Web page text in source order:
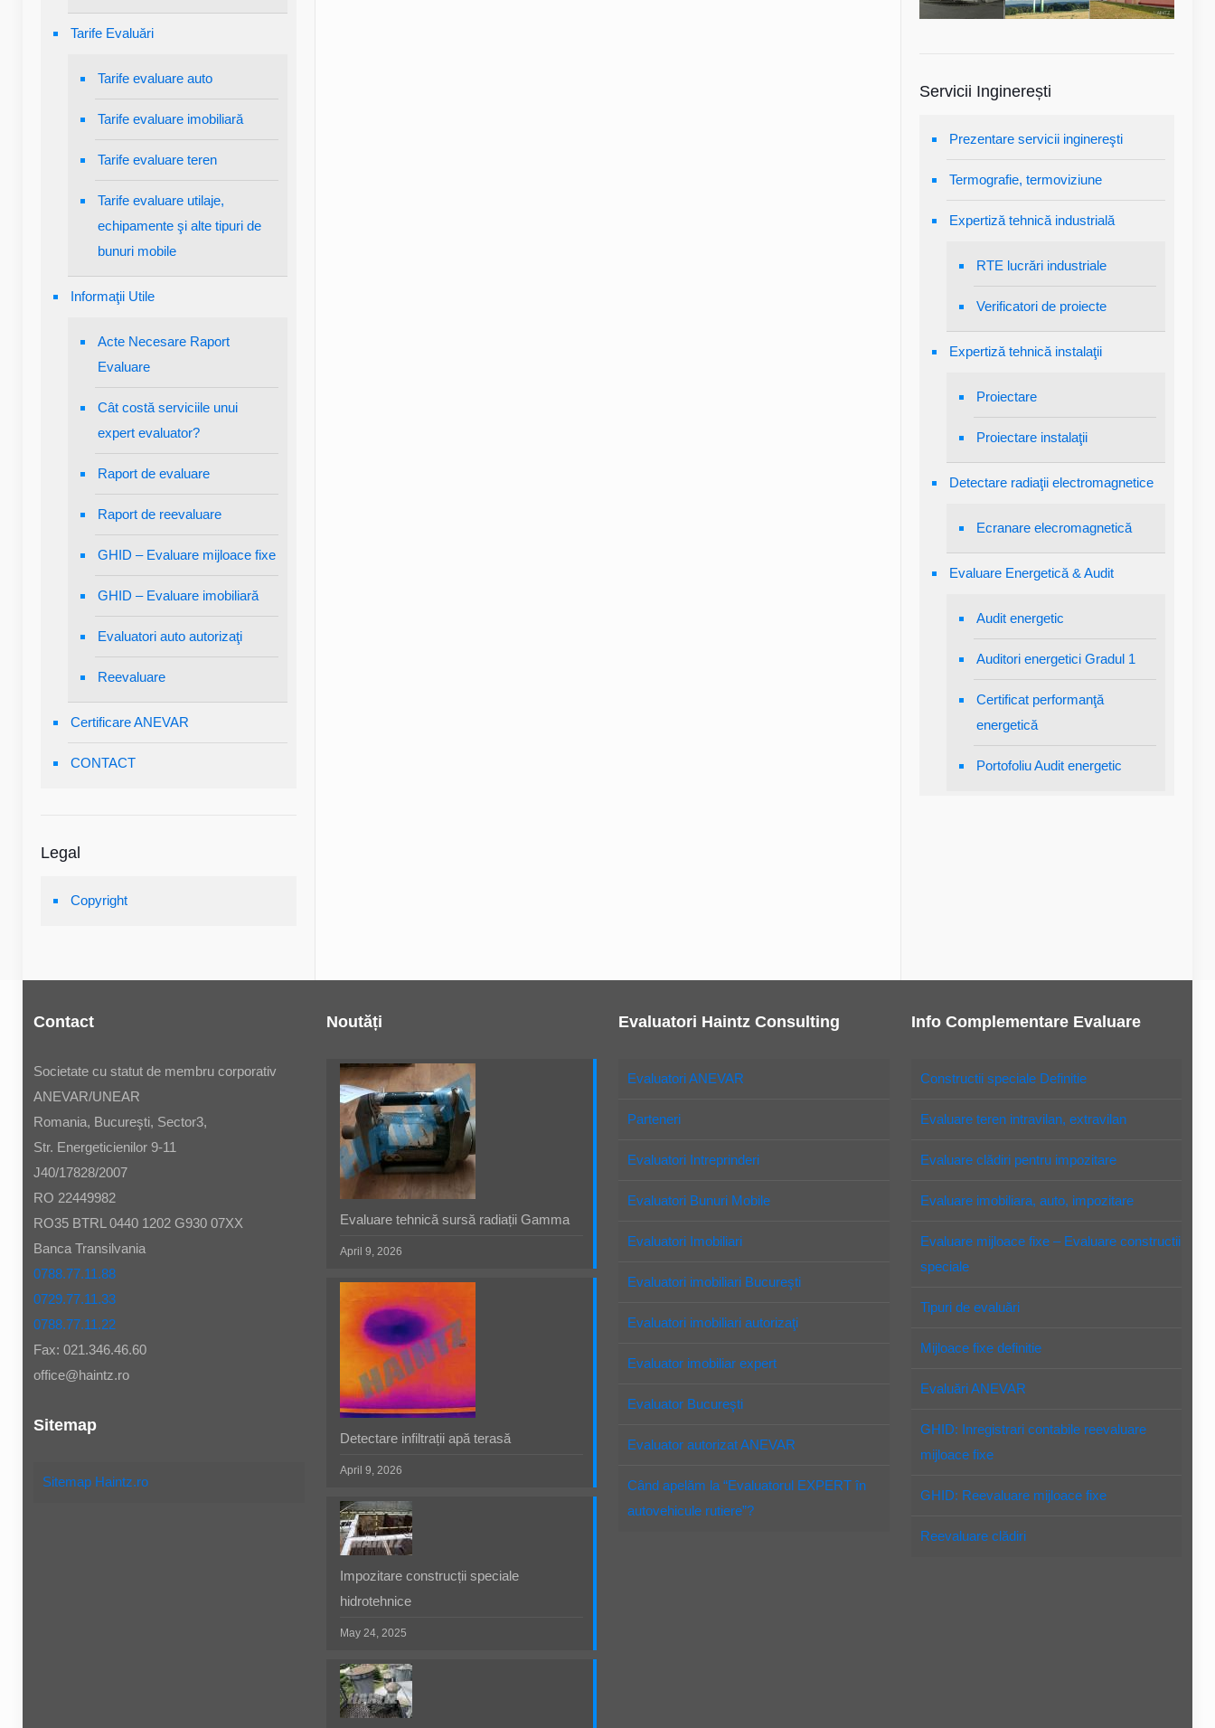
Tarife Evaluări
Tarife evaluare auto
Tarife evaluare imobiliară
Tarife evaluare teren
Tarife evaluare utilaje,
echipamente şi alte tipuri de
bunuri mobile
Informaţii Utile
Acte Necesare Raport
Evaluare
Cât costă serviciile unui
expert evaluator?
Raport de evaluare
Raport de reevaluare
GHID – Evaluare mijloace fixe
GHID – Evaluare imobiliară
Evaluatori auto autorizaţi
Reevaluare
Certificare ANEVAR
CONTACT
Legal
Copyright
Servicii Inginerești
Prezentare servicii inginereşti
Termografie, termoviziune
Expertiză tehnică industrială
RTE lucrări industriale
Verificatori de proiecte
Expertiză tehnică instalaţii
Proiectare
Proiectare instalaţii
Detectare radiaţii electromagnetice
Ecranare elecromagnetică
Evaluare Energetică & Audit
Audit energetic
Auditori energetici Gradul 1
Certificat performanţă
energetică
Portofoliu Audit energetic
Contact
Societate cu statut de membru corporativ
ANEVAR/UNEAR
Romania, Bucureşti, Sector3,
Str. Energeticienilor 9-11
J40/17828/2007
RO 22449982
RO35 BTRL 0440 1202 G930 07XX
Banca Transilvania
0788.77.11.88
0729.77.11.33
0788.77.11.22
Fax: 021.346.46.60
office@haintz.ro
Sitemap
Sitemap Haintz.ro
Noutăți
Evaluare tehnică sursă radiații Gamma
April 9, 2026
Detectare infiltrații apă terasă
April 9, 2026
Impozitare construcții speciale
hidrotehnice
May 24, 2025
Evaluatori Haintz Consulting
Evaluatori ANEVAR
Parteneri
Evaluatori Intreprinderi
Evaluatori Bunuri Mobile
Evaluatori Imobiliari
Evaluatori imobiliari Bucureşti
Evaluatori imobiliari autorizaţi
Evaluator imobiliar expert
Evaluator Bucureşti
Evaluator autorizat ANEVAR
Când apelăm la “Evaluatorul EXPERT în
autovehicule rutiere”?
Info Complementare Evaluare
Constructii speciale Definitie
Evaluare teren intravilan, extravilan
Evaluare clădiri pentru impozitare
Evaluare imobiliara, auto, impozitare
Evaluare mijloace fixe – Evaluare constructii
speciale
Tipuri de evaluări
Mijloace fixe definitie
Evaluări ANEVAR
GHID: Inregistrari contabile reevaluare
mijloace fixe
GHID: Reevaluare mijloace fixe
Reevaluare clădiri